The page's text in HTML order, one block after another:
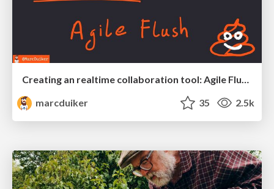
Creating an realtime collaboration tool: Agile Flush - .NET Oxford
marcduiker
35 2.5k